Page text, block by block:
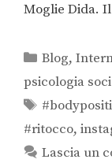
Moglie Dida.
Blog,
psicologia
#ritocco,
Lascia un